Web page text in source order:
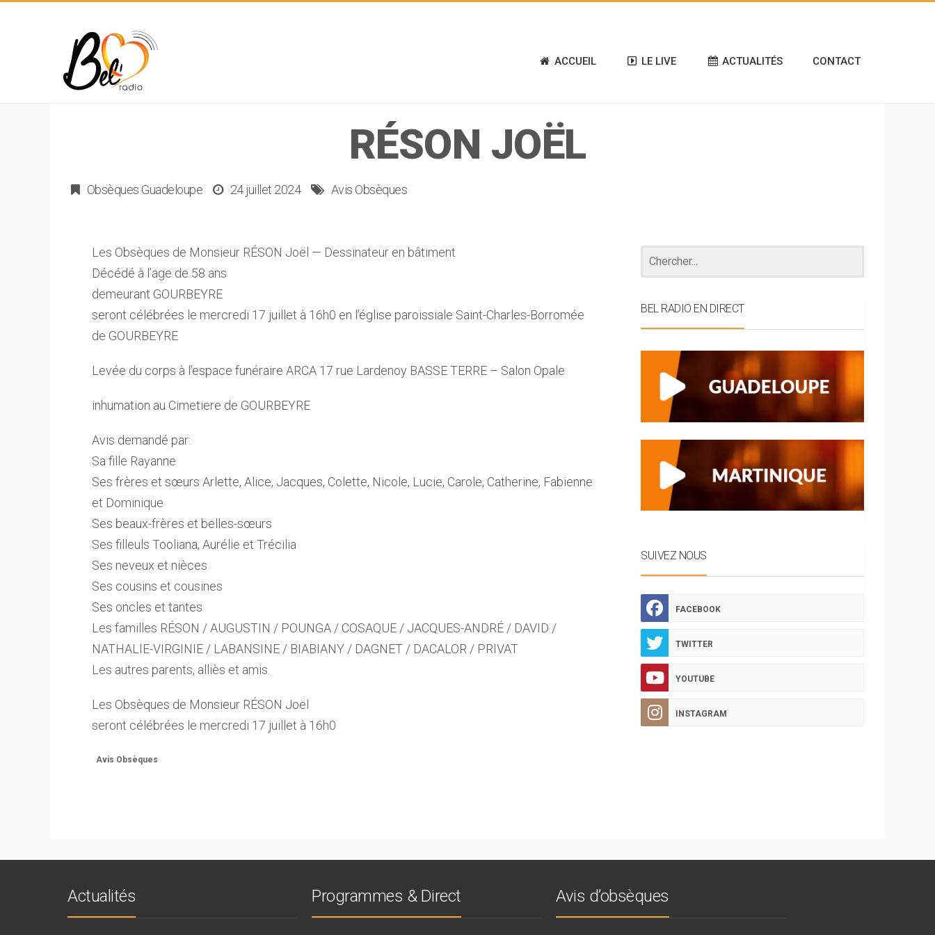
ACCUEIL LE LIVE ACTUALITÉS CONTACT
RÉSON JOËL
Obsèques Guadeloupe 24 juillet 2024 Avis Obsèques
Les Obsèques de Monsieur RÉSON Joël — Dessinateur en bâtiment
Décédé à l’age de 58 ans
demeurant GOURBEYRE
seront célébrées le mercredi 17 juillet à 16h0 en l’église paroissiale Saint-Charles-Borromée
de GOURBEYRE
Levée du corps à l’espace funéraire ARCA 17 rue Lardenoy BASSE TERRE – Salon Opale
inhumation au Cimetiere de GOURBEYRE
Avis demandé par:
Sa fille Rayanne
Ses frères et sœurs Arlette, Alice, Jacques, Colette, Nicole, Lucie, Carole, Catherine, Fabienne
et Dominique
Ses beaux-frères et belles-sœurs
Ses filleuls Tooliana, Aurélie et Trécilia
Ses neveux et nièces
Ses cousins et cousines
Ses oncles et tantes
Les familles RÉSON / AUGUSTIN / POUNGA / COSAQUE / JACQUES-ANDRÉ / DAVID /
NATHALIE-VIRGINIE / LABANSINE / BIABIANY / DAGNET / DACALOR / PRIVAT
Les autres parents, alliès et amis.
Les Obsèques de Monsieur RÉSON Joël
seront célébrées le mercredi 17 juillet à 16h0
Avis Obsèques
BEL RADIO EN DIRECT
SUIVEZ NOUS
FACEBOOK
TWITTER
YOUTUBE
INSTAGRAM
Actualités Programmes & Direct Avis d’obsèques